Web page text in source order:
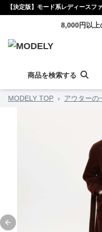
【決定版】モード系レディース
8,000円以上
商品を検索する
MODELY TOP › アウターの
Previous slide